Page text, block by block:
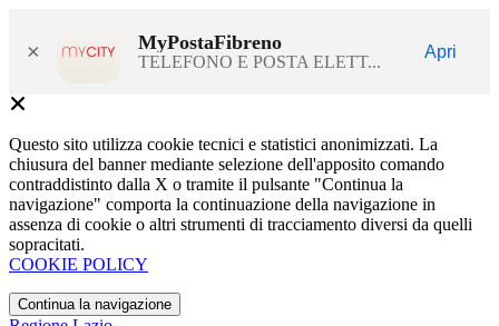
× MyPostaFibreno
TELEFONO E POSTA ELETT...
Apri
Questo sito utilizza cookie tecnici e statistici anonimizzati. La
chiusura del banner mediante selezione dell'apposito comando
contraddistinto dalla X o tramite il pulsante "Continua la
navigazione" comporta la continuazione della navigazione in
assenza di cookie o altri strumenti di tracciamento diversi da quelli
sopracitati.
COOKIE POLICY
Continua la navigazione